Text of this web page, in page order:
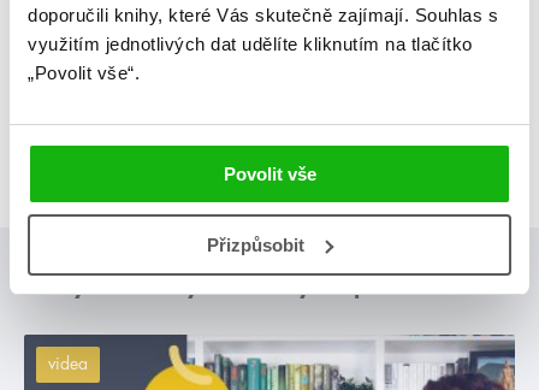
doporučili knihy, které Vás skutečně zajímají. Souhlas s
využitím jednotlivých dat udělíte kliknutím na tlačítko
„Povolit vše“.
Povolit vše
Přizpůsobit
Posty, které by tě mohly zajímat
videa